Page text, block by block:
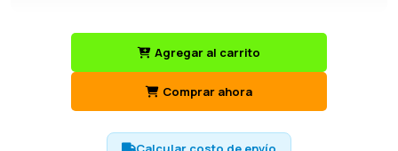
Agregar al carrito
Comprar ahora